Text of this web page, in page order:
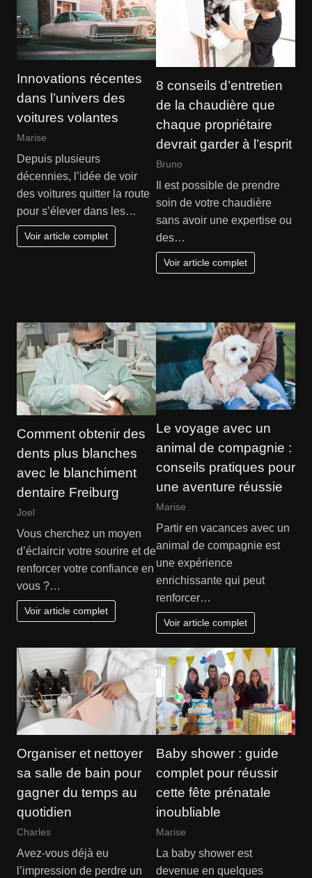
Innovations récentes
dans l’univers des
voitures volantes
Marise
Depuis plusieurs
décennies, l’idée de voir
des voitures quitter la route
pour s’élever dans les…
Voir article complet
8 conseils d’entretien
de la chaudière que
chaque propriétaire
devrait garder à l’esprit
Bruno
Il est possible de prendre
soin de votre chaudière
sans avoir une expertise ou
des…
Voir article complet
Comment obtenir des
dents plus blanches
avec le blanchiment
dentaire Freiburg
Joel
Vous cherchez un moyen
d’éclaircir votre sourire et de
renforcer votre confiance en
vous ?…
Voir article complet
Le voyage avec un
animal de compagnie :
conseils pratiques pour
une aventure réussie
Marise
Partir en vacances avec un
animal de compagnie est
une expérience
enrichissante qui peut
renforcer…
Voir article complet
Organiser et nettoyer
sa salle de bain pour
gagner du temps au
quotidien
Charles
Avez-vous déjà eu
l’impression de perdre un
Baby shower : guide
complet pour réussir
cette fête prénatale
inoubliable
Marise
La baby shower est
devenue en quelques